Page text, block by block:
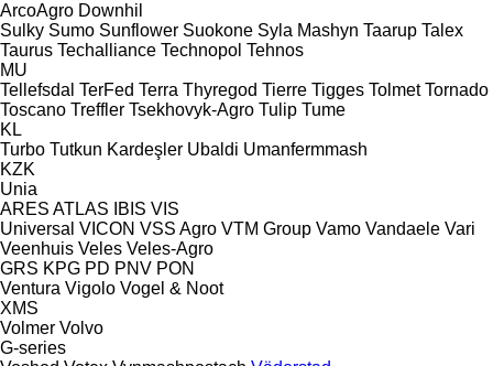
ArcoAgro Downhil
Sulky Sumo Sunflower Suokone Syla Mashyn Taarup Talex
Taurus Techalliance Technopol Tehnos
MU
Tellefsdal TerFed Terra Thyregod Tierre Tigges Tolmet Tornado
Toscano Treffler Tsekhovyk-Agro Tulip Tume
KL
Turbo Tutkun Kardeşler Ubaldi Umanfermmash
KZK
Unia
ARES ATLAS IBIS VIS
Universal VICON VSS Agro VTM Group Vamo Vandaele Vari
Veenhuis Veles Veles-Agro
GRS KPG PD PNV PON
Ventura Vigolo Vogel & Noot
XMS
Volmer Volvo
G-series